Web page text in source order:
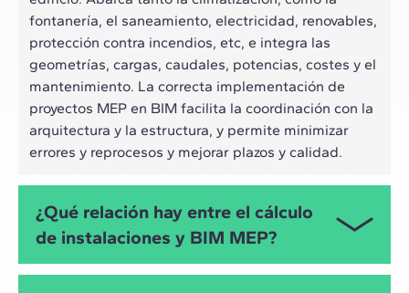
fontanería, el saneamiento, electricidad, renovables,
protección contra incendios, etc, e integra las
geometrías, cargas, caudales, potencias, costes y el
mantenimiento. La correcta implementación de
proyectos MEP en BIM facilita la coordinación con la
arquitectura y la estructura, y permite minimizar
errores y reprocesos y mejorar plazos y calidad.
¿Qué relación hay entre el cálculo
de instalaciones y BIM MEP?